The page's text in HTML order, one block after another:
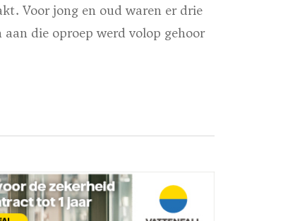
Voor jong en oud waren er drie
die oproep werd volop gehoor